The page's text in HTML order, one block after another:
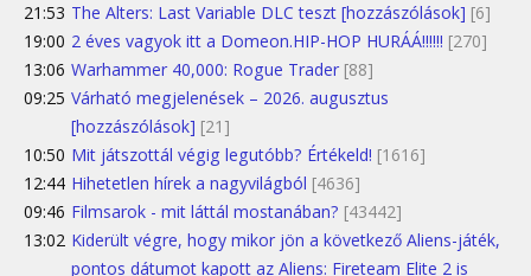
21:53 The Alters: Last Variable DLC teszt [hozzászólások] [6]
19:00 2 éves vagyok itt a Domeon.HIP-HOP HURÁÁ!!!!!! [270]
13:06 Warhammer 40,000: Rogue Trader [88]
09:25 Várható megjelenések – 2026. augusztus
[hozzászólások] [21]
10:50 Mit játszottál végig legutóbb? Értékeld! [1616]
12:44 Hihetetlen hírek a nagyvilágból [4636]
09:46 Filmsarok - mit láttál mostanában? [43442]
13:02 Kiderült végre, hogy mikor jön a következő Aliens-játék,
pontos dátumot kapott az Aliens: Fireteam Elite 2 is